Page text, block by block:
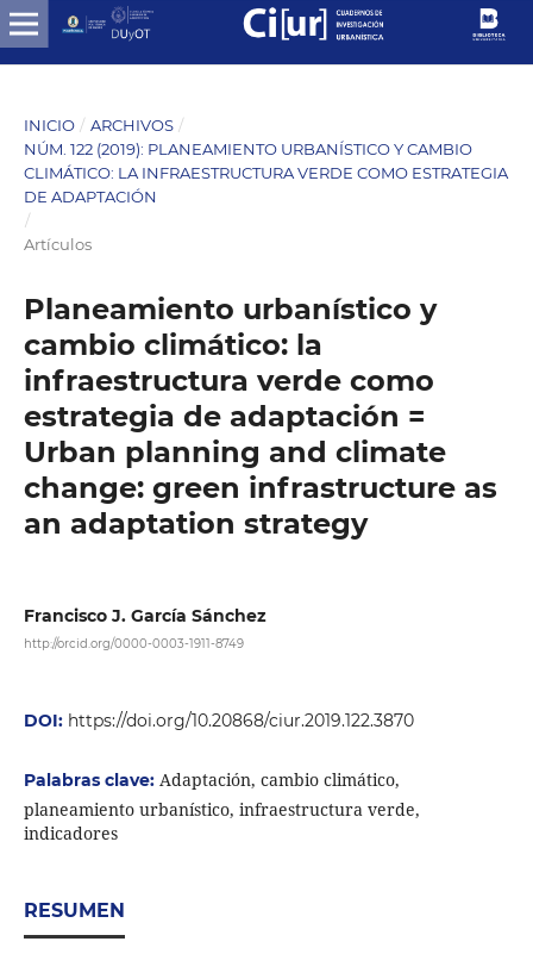
INICIO / ARCHIVOS /
NÚM. 122 (2019): PLANEAMIENTO URBANÍSTICO Y CAMBIO
CLIMÁTICO: LA INFRAESTRUCTURA VERDE COMO ESTRATEGIA
DE ADAPTACIÓN
/
Artículos
Planeamiento urbanístico y
cambio climático: la
infraestructura verde como
estrategia de adaptación =
Urban planning and climate
change: green infrastructure as
an adaptation strategy
Francisco J. García Sánchez
http://orcid.org/0000-0003-1911-8749
DOI: https://doi.org/10.20868/ciur.2019.122.3870
Palabras clave: Adaptación, cambio climático,
planeamiento urbanístico, infraestructura verde,
indicadores
RESUMEN